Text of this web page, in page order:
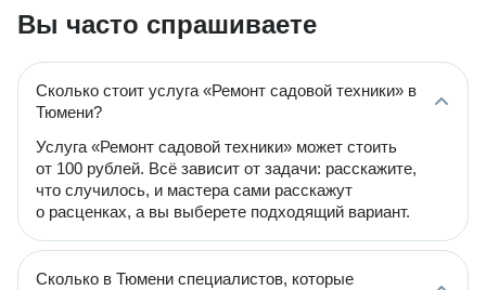
Вы часто спрашиваете
Сколько стоит услуга «Ремонт садовой техники» в
Тюмени?
Услуга «Ремонт садовой техники» может стоить
от 100 рублей. Всё зависит от задачи: расскажите,
что случилось, и мастера сами расскажут
о расценках, а вы выберете подходящий вариант.
Сколько в Тюмени специалистов, которые